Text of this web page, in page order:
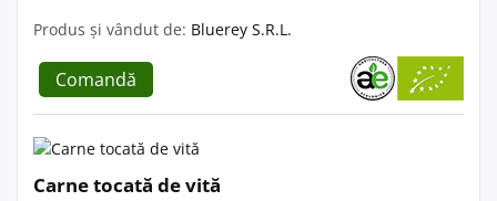
Produs și vândut de: Bluerey S.R.L.
Comandă
Carne tocată de vită